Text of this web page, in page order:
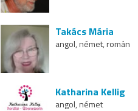
Takács Mária
angol, német, román
Katharina Kellig
angol, német